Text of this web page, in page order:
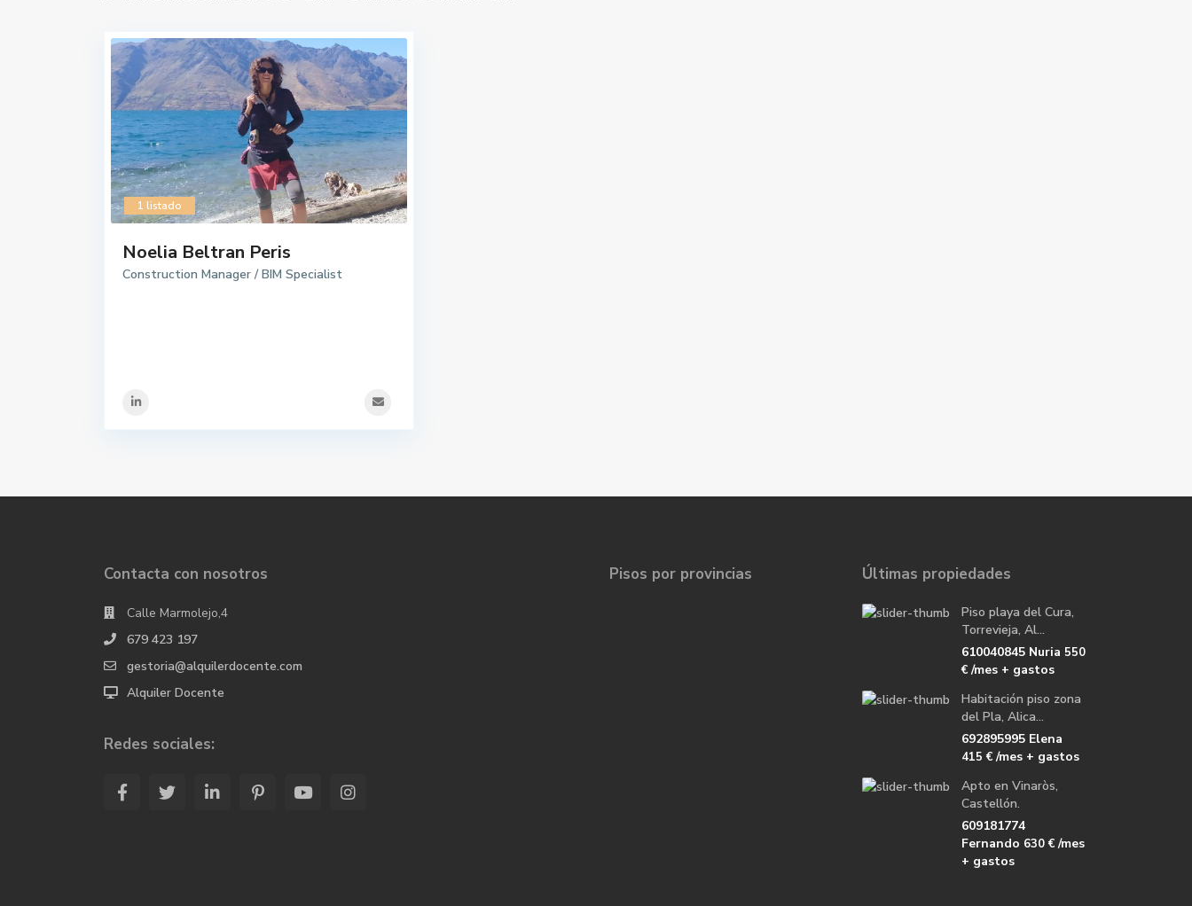
1 listado
Noelia Beltran Peris
Construction Manager / BIM Specialist
Contacta con nosotros
Calle Marmolejo,4
679 423 197
gestoria@alquilerdocente.com
Alquiler Docente
Redes sociales:
Pisos por provincias Últimas propiedades
Piso playa del Cura,
Torrevieja, Al...
610040845 Nuria 550
€/mes + gastos
Habitación piso zona
del Pla, Alica...
692895995 Elena
415 €/mes + gastos
Apto en Vinaròs,
Castellón.
609181774
Fernando 630 €/mes
+ gastos